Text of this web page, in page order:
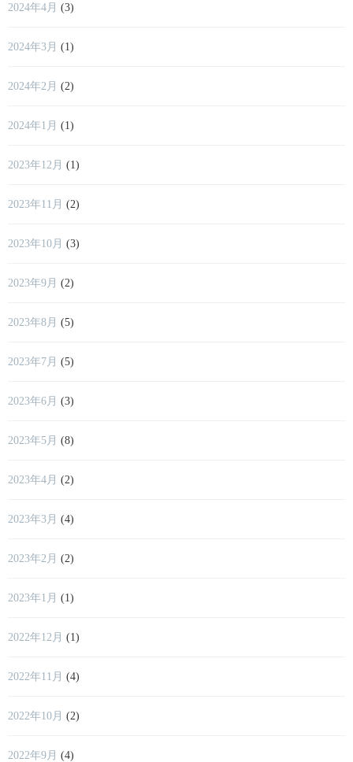
2024年4月 (3)
2024年3月 (1)
2024年2月 (2)
2024年1月 (1)
2023年12月 (1)
2023年11月 (2)
2023年10月 (3)
2023年9月 (2)
2023年8月 (5)
2023年7月 (5)
2023年6月 (3)
2023年5月 (8)
2023年4月 (2)
2023年3月 (4)
2023年2月 (2)
2023年1月 (1)
2022年12月 (1)
2022年11月 (4)
2022年10月 (2)
2022年9月 (4)